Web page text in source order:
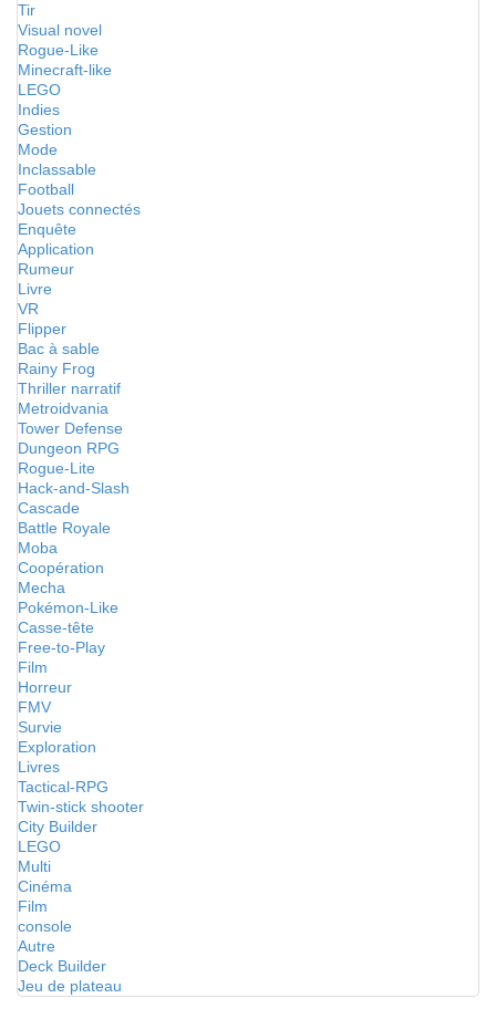
Tir
Visual novel
Rogue-Like
Minecraft-like
LEGO
Indies
Gestion
Mode
Inclassable
Football
Jouets connectés
Enquête
Application
Rumeur
Livre
VR
Flipper
Bac à sable
Rainy Frog
Thriller narratif
Metroidvania
Tower Defense
Dungeon RPG
Rogue-Lite
Hack-and-Slash
Cascade
Battle Royale
Moba
Coopération
Mecha
Pokémon-Like
Casse-tête
Free-to-Play
Film
Horreur
FMV
Survie
Exploration
Livres
Tactical-RPG
Twin-stick shooter
City Builder
LEGO
Multi
Cinéma
Film
console
Autre
Deck Builder
Jeu de plateau